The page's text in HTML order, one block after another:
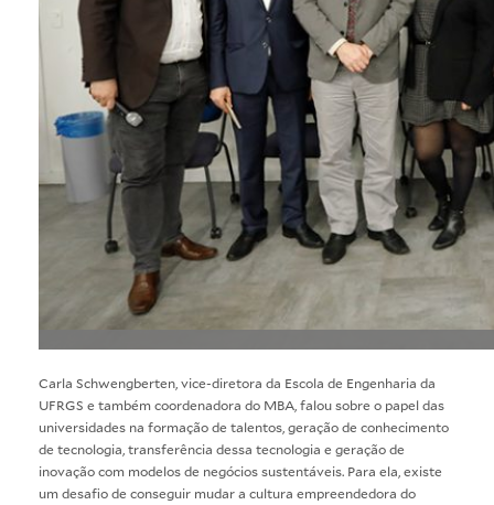
Carla Schwengberten, vice-diretora da Escola de Engenharia da
UFRGS e também coordenadora do MBA, falou sobre o papel das
universidades na formação de talentos, geração de conhecimento
de tecnologia, transferência dessa tecnologia e geração de
inovação com modelos de negócios sustentáveis. Para ela, existe
um desafio de conseguir mudar a cultura empreendedora do